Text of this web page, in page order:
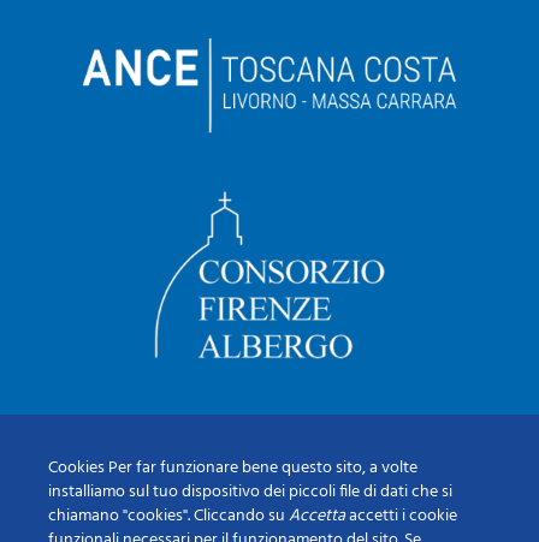
Cookies Per far funzionare bene questo sito, a volte
installiamo sul tuo dispositivo dei piccoli file di dati che si
chiamano "cookies". Cliccando suAccettaaccetti i cookie